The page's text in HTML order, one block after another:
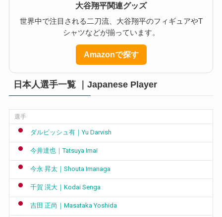
大谷翔平関連グッズ
世界中で注目される二刀流、大谷翔平のフィギュアやT
シャツなどが揃っています。
Amazonで探す
日本人選手一覧 ｜Japanese Player
選手
ダルビッシュ有｜Yu Darvish
今井達也｜Tatsuya Imai
今永 昇太｜Shouta Imanaga
千賀 滉大｜Kodai Senga
吉田 正尚｜Masataka Yoshida